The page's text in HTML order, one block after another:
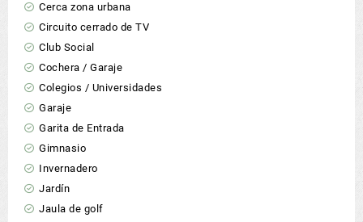
Cerca zona urbana
Circuito cerrado de TV
Club Social
Cochera / Garaje
Colegios / Universidades
Garaje
Garita de Entrada
Gimnasio
Invernadero
Jardín
Jaula de golf